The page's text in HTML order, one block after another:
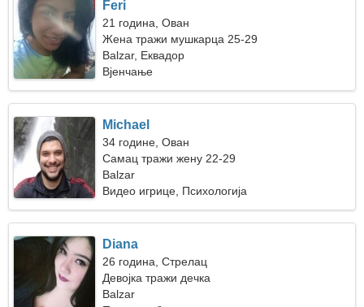
Feri
21 година, Ован
Жена тражи мушкарца 25-29
Balzar, Еквадор
Вјенчање
Michael
34 године, Ован
Самац тражи жену 22-29
Balzar
Видео игрице, Психологија
Diana
26 година, Стрелац
Девојка тражи дечка
Balzar